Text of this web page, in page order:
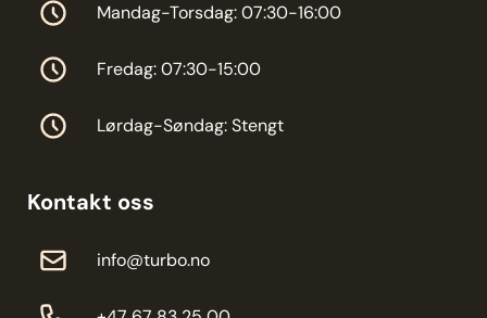
Mandag-Torsdag: 07:30-16:00
Fredag: 07:30-15:00
Lørdag-Søndag: Stengt
Kontakt oss
info@turbo.no